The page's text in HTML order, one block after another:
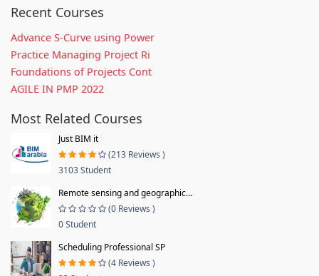
Recent Courses
Advance S-Curve using Power
Practice Managing Project Ri
Foundations of Projects Cont
AGILE IN PMP 2022
Most Related Courses
Just BIM it
(213 Reviews )
3103 Student
Remote sensing and geographic...
(0 Reviews )
0 Student
Scheduling Professional SP
(4 Reviews )